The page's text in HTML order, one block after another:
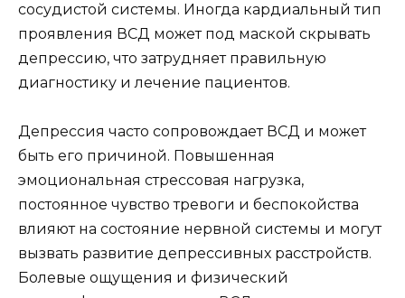
сосудистой системы. Иногда кардиальный тип
проявления ВСД может под маской скрывать
депрессию, что затрудняет правильную
диагностику и лечение пациентов.
Депрессия часто сопровождает ВСД и может
быть его причиной. Повышенная
эмоциональная стрессовая нагрузка,
постоянное чувство тревоги и беспокойства
влияют на состояние нервной системы и могут
вызвать развитие депрессивных расстройств.
Болевые ощущения и физический